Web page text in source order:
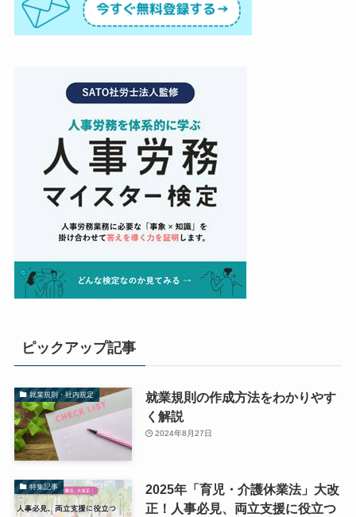
ピックアップ記事
就業規則・社内規定
就業規則の作成方法をわかりやす
く解説
2024年8月27日
特集記事
2025年「育児・介護休業法」大改
正！人事必見、両立支援に役立つ